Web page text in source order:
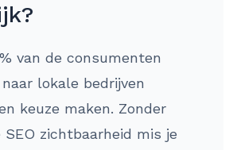
van de consumenten
lokale bedrijven
keuze maken. Zonder
SEO zichtbaarheid mis je